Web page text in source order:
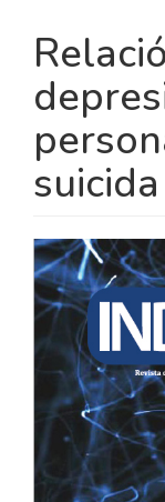
suicida
BARRA
LATERAL
DEL
ARTÍCULO